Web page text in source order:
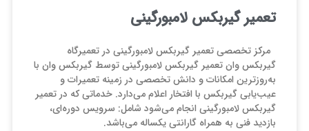
تعمیر گیربکس لامبورگینی
مرکز تخصصی تعمیر گیربکس لامبورگینی در تعمیرگاه
گیربکس وان تعمیر گیربکس لامبورگینی توسط گیربکس وان با
به‌روزترین امکانات و دانش تخصصی در زمینه تعمیرات و
عیب‌یابی گیربکس با افتخار اعلام می‌دارد. خدماتی که در تعمیر
گیربکس لامبورگینی انجام می‌شود شامل: سرویس دوره‌ای،
بازدید فنی به همراه گارانتی یکساله می‌باشد.